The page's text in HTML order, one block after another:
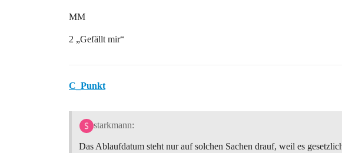
MM
2 „Gefällt mir“
C_Punkt
starkmann:
Das Ablaufdatum steht nur auf solchen Sachen drauf, weil es